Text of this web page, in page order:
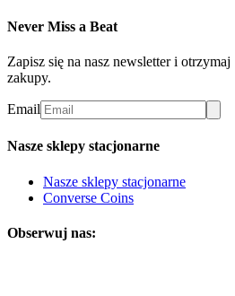
Never Miss a Beat
Zapisz się na nasz newsletter i
zakupy.
Email
Nasze sklepy stacjonarne
Nasze sklepy stacjonarne
Converse Coins
Obserwuj nas: